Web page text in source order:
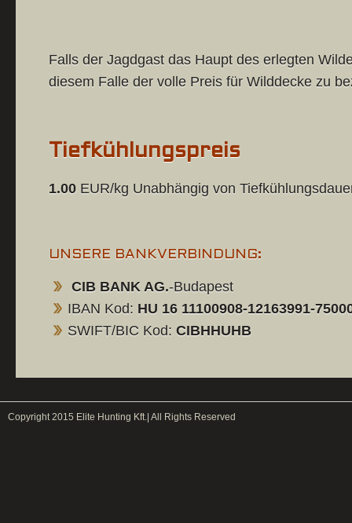
Falls der Jagdgast das Haupt des erlegten
diesem Falle der volle Preis für Wilddecke zu
Tiefkühlungspreis
1.00 EUR/kg Unabhängig von
UNSERE BANKVERBINDUNG:
CIB BANK AG.-Budapest
IBAN Kod: HU 16 11100908-12163991-
SWIFT/BIC Kod: CIBHHUHB
Copyright 2015 Elite Hunting Kft.| All Rights Reserved